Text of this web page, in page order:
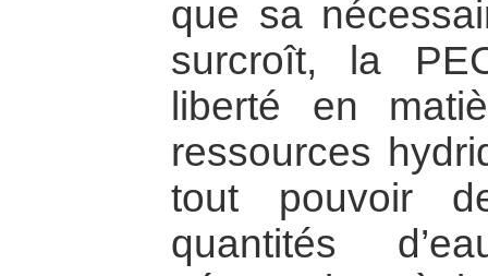
que sa
surcroît, la
liberté en
ressources
tout pouvoir
quantités